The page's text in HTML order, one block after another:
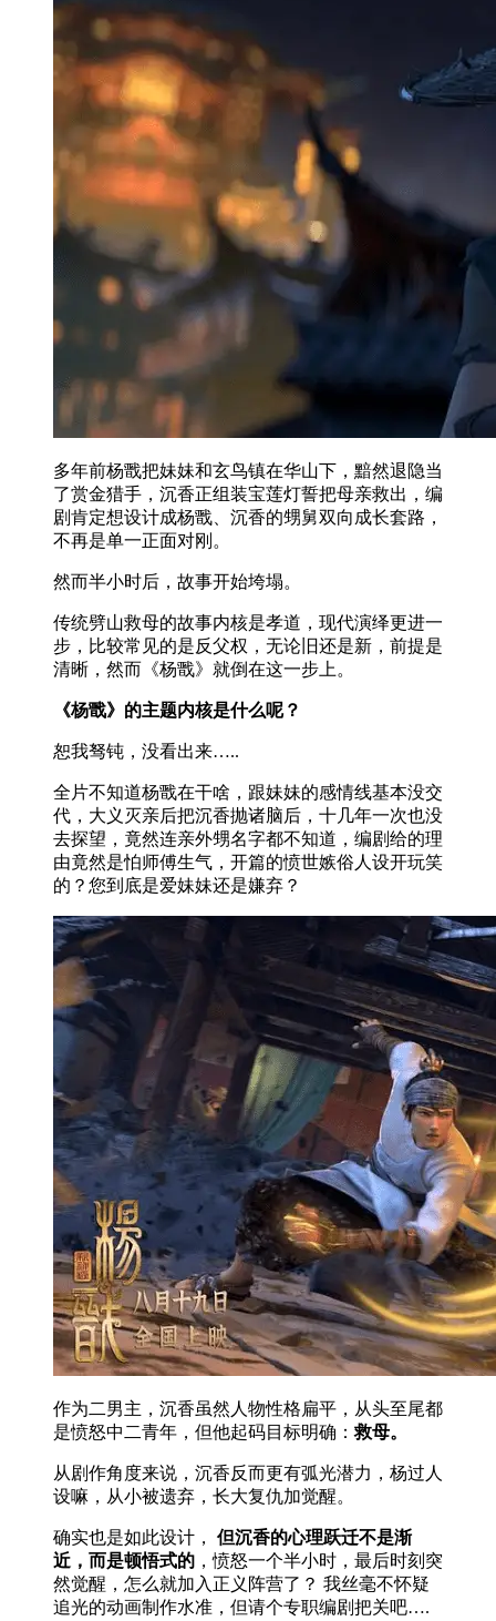
多年前杨戬把妹妹和玄鸟镇在华山下，黯然退隐当
了赏金猎手，沉香正组装宝莲灯誓把母亲救出，编
剧肯定想设计成杨戬、沉香的甥舅双向成长套路，
不再是单一正面对刚。
然而半小时后，故事开始垮塌。
传统劈山救母的故事内核是孝道，现代演绎更进一
步，比较常见的是反父权，无论旧还是新，前提是
清晰，然而《杨戬》就倒在这一步上。
《杨戬》的主题内核是什么呢？
恕我驽钝，没看出来…..
全片不知道杨戬在干啥，跟妹妹的感情线基本没交
代，大义灭亲后把沉香抛诸脑后，十几年一次也没
去探望，竟然连亲外甥名字都不知道，编剧给的理
由竟然是怕师傅生气，开篇的愤世嫉俗人设开玩笑
的？您到底是爱妹妹还是嫌弃？
作为二男主，沉香虽然人物性格扁平，从头至尾都
是愤怒中二青年，但他起码目标明确：救母。
从剧作角度来说，沉香反而更有弧光潜力，杨过人
设嘛，从小被遗弃，长大复仇加觉醒。
确实也是如此设计， 但沉香的心理跃迁不是渐
近，而是顿悟式的 ，愤怒一个半小时，最后时刻突
然觉醒，怎么就加入正义阵营了？ 我丝毫不怀疑
追光的动画制作水准，但请个专职编剧把关吧….